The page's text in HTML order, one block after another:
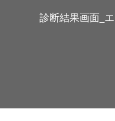
診断結果画面_